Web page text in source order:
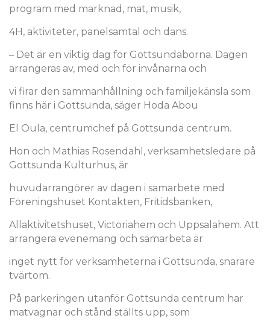
program med marknad, mat, musik,
4H, aktiviteter, panelsamtal och dans.
– Det är en viktig dag för Gottsundaborna. Dagen
arrangeras av, med och för invånarna och
vi firar den sammanhållning och familjekänsla som
finns här i Gottsunda, säger Hoda Abou
El Oula, centrumchef på Gottsunda centrum.
Hon och Mathias Rosendahl, verksamhetsledare på
Gottsunda Kulturhus, är
huvudarrangörer av dagen i samarbete med
Föreningshuset Kontakten, Fritidsbanken,
Allaktivitetshuset, Victoriahem och Uppsalahem. Att
arrangera evenemang och samarbeta är
inget nytt för verksamheterna i Gottsunda, snarare
tvärtom.
På parkeringen utanför Gottsunda centrum har
matvagnar och stånd ställts upp, som